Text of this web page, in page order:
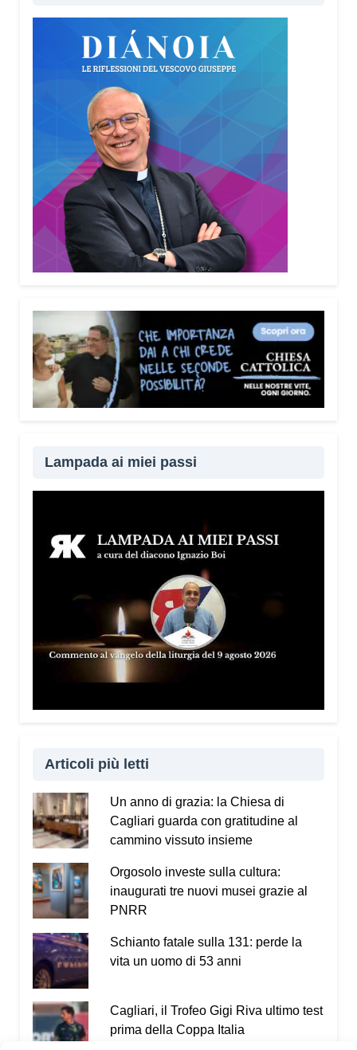
Lampada ai miei passi
Articoli più letti
Un anno di grazia: la Chiesa di
Cagliari guarda con gratitudine al
cammino vissuto insieme
Orgosolo investe sulla cultura:
inaugurati tre nuovi musei grazie al
PNRR
Schianto fatale sulla 131: perde la
vita un uomo di 53 anni
Cagliari, il Trofeo Gigi Riva ultimo test
prima della Coppa Italia